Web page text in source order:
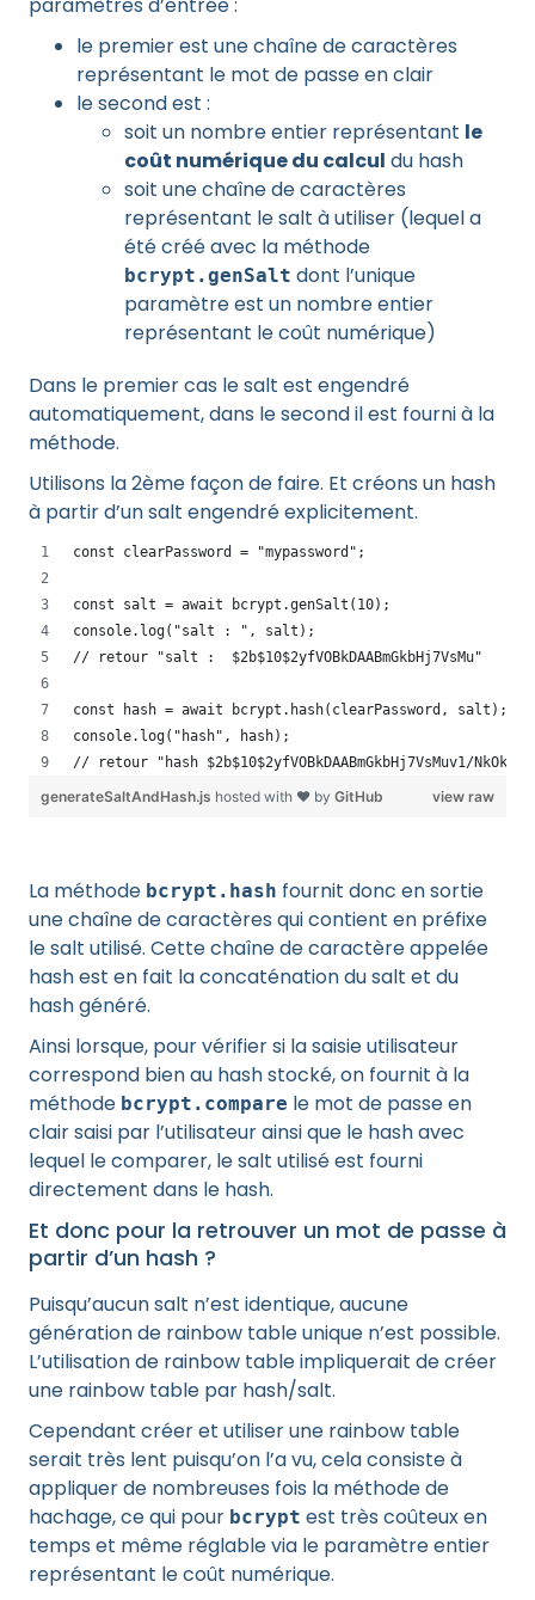
le premier est une chaîne de caractères
représentant le mot de passe en clair
le second est :
soit un nombre entier représentant le
coût numérique du calcul du hash
soit une chaîne de caractères
représentant le salt à utiliser (lequel a
été créé avec la méthode
bcrypt.genSalt dont l’unique
paramètre est un nombre entier
représentant le coût numérique)
Dans le premier cas le salt est engendré
automatiquement, dans le second il est fourni à la
méthode.
Utilisons la 2ème façon de faire. Et créons un hash
à partir d’un salt engendré explicitement.
const clearPassword = "mypassword";
const salt = await bcrypt.genSalt(10);
console.log("salt : ", salt);
// retour "salt :  $2b$10$2yfVOBkDAABmGkbHj7VsMu"
const hash = await bcrypt.hash(clearPassword, salt);
console.log("hash", hash);
// retour "hash $2b$10$2yfVOBkDAABmGkbHj7VsMuv1/
view raw
generateSaltAndHash.js hosted with ❤ by GitHub
La méthode bcrypt.hash fournit donc en sortie
une chaîne de caractères qui contient en préfixe
le salt utilisé. Cette chaîne de caractère appelée
hash est en fait la concaténation du salt et du
hash généré.
Ainsi lorsque, pour vérifier si la saisie utilisateur
correspond bien au hash stocké, on fournit à la
méthode bcrypt.compare le mot de passe en
clair saisi par l’utilisateur ainsi que le hash avec
lequel le comparer, le salt utilisé est fourni
directement dans le hash.
Et donc pour la retrouver un mot de passe à
partir d’un hash ?
Puisqu’aucun salt n’est identique, aucune
génération de rainbow table unique n’est possible.
L’utilisation de rainbow table impliquerait de créer
une rainbow table par hash/salt.
Cependant créer et utiliser une rainbow table
serait très lent puisqu’on l’a vu, cela consiste à
appliquer de nombreuses fois la méthode de
hachage, ce qui pour bcrypt est très coûteux en
temps et même réglable via le paramètre entier
représentant le coût numérique.